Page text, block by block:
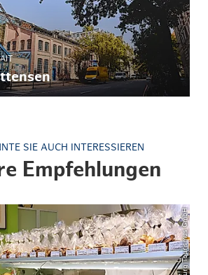
SIE AUCH INTERESSIEREN
Empfehlungen
© Hamburg Tourismus GmbH